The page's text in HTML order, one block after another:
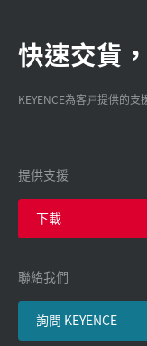
快速交貨
KEYENCE為客戸提供的
提供支援
下載
聯絡我們
詢問 KEYENCE